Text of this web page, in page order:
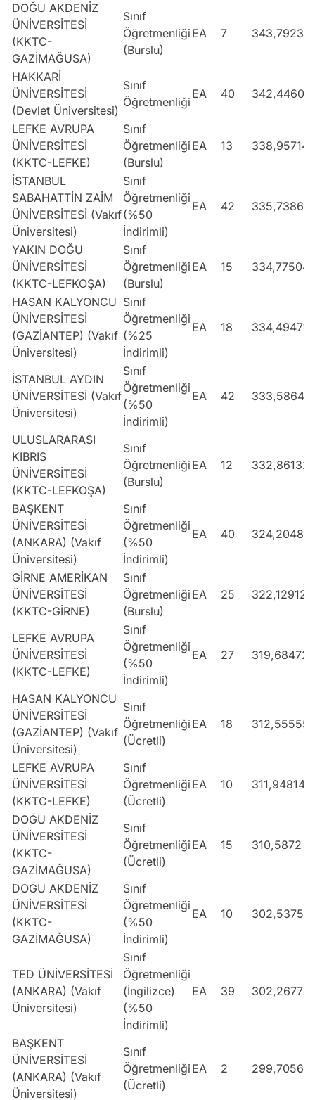
DOĞU AKDENİZ
ÜNİVERSİTESİ
(KKTC-
GAZİMAĞUSA)
Sınıf
Öğretmenliği
(Burslu)
EA 7 343,79239
HAKKARİ
ÜNİVERSİTESİ
(Devlet Üniversitesi)
Sınıf
Öğretmenliği
EA 40 342,44606
LEFKE AVRUPA
ÜNİVERSİTESİ
(KKTC-LEFKE)
Sınıf
Öğretmenliği
(Burslu)
EA 13 338,95714
İSTANBUL
SABAHATTİN ZAİM
ÜNİVERSİTESİ (Vakıf
Üniversitesi)
Sınıf
Öğretmenliği
(%50
İndirimli)
EA 42 335,73867
YAKIN DOĞU
ÜNİVERSİTESİ
(KKTC-LEFKOŞA)
Sınıf
Öğretmenliği
(Burslu)
EA 15 334,77504
HASAN KALYONCU
ÜNİVERSİTESİ
(GAZİANTEP) (Vakıf
Üniversitesi)
Sınıf
Öğretmenliği
(%25
İndirimli)
EA 18 334,49471
İSTANBUL AYDIN
ÜNİVERSİTESİ (Vakıf
Üniversitesi)
Sınıf
Öğretmenliği
(%50
İndirimli)
EA 42 333,58648
ULUSLARARASI
KIBRIS
ÜNİVERSİTESİ
(KKTC-LEFKOŞA)
Sınıf
Öğretmenliği
(Burslu)
EA 12 332,86132
BAŞKENT
ÜNİVERSİTESİ
(ANKARA) (Vakıf
Üniversitesi)
Sınıf
Öğretmenliği
(%50
İndirimli)
EA 40 324,20485
GİRNE AMERİKAN
ÜNİVERSİTESİ
(KKTC-GİRNE)
Sınıf
Öğretmenliği
(Burslu)
EA 25 322,12912
LEFKE AVRUPA
ÜNİVERSİTESİ
(KKTC-LEFKE)
Sınıf
Öğretmenliği
(%50
İndirimli)
EA 27 319,68472
HASAN KALYONCU
ÜNİVERSİTESİ
(GAZİANTEP) (Vakıf
Üniversitesi)
Sınıf
Öğretmenliği
(Ücretli)
EA 18 312,55555
LEFKE AVRUPA
ÜNİVERSİTESİ
(KKTC-LEFKE)
Sınıf
Öğretmenliği
(Ücretli)
EA 10 311,94814
DOĞU AKDENİZ
ÜNİVERSİTESİ
(KKTC-
GAZİMAĞUSA)
Sınıf
Öğretmenliği
(Ücretli)
EA 15 310,5872
DOĞU AKDENİZ
ÜNİVERSİTESİ
(KKTC-
GAZİMAĞUSA)
Sınıf
Öğretmenliği
(%50
İndirimli)
EA 10 302,53759
TED ÜNİVERSİTESİ
(ANKARA) (Vakıf
Üniversitesi)
Sınıf
Öğretmenliği
(İngilizce)
(%50
İndirimli)
EA 39 302,26773
BAŞKENT
ÜNİVERSİTESİ
(ANKARA) (Vakıf
Üniversitesi)
Sınıf
Öğretmenliği
(Ücretli)
EA 2 299,70566